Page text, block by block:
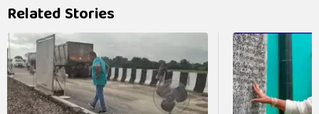
Related Stories